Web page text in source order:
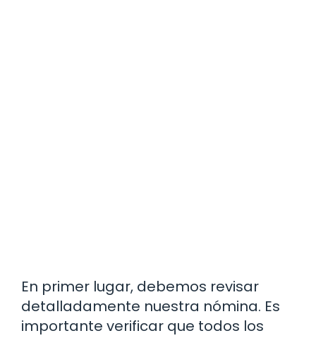
En primer lugar, debemos revisar
detalladamente nuestra nómina. Es
importante verificar que todos los